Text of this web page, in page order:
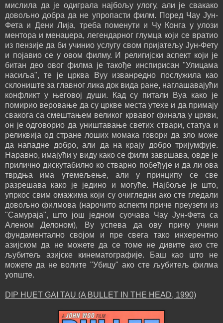
мислила да је одиграла најбољу улогу, али је свакако
довољно добра да не упропасти филм. Поред Чау Јун-
Фета и Дени Лија, треба поменути и Чу Конга у улози
ментора и менаџера, легендарног глумца који се вратио
из пензије да би учинио услугу свом пријатељу Јун-Фету
и појавио се у овом филму. И религијски аспект који је
битан део овог филма је такође инспирисан "Улицама
насиља", те је црква Вуу изванредно послужила као
склониште за главног лика док вида ране, наглашавајући
конфликт у његовој души. Кад су питали Вуа како је
помирио веровање да су цркве места утехе и да примају
свакога са смештањем великог крвавог финала у цркви,
он је одговорио да уништавање светих ствари, статуа и
реликвија од стране лоших момака говори да зло може
да нападне добро, али да на крају добро тријумфује.
Наравно, имајући у виду како се филм завршава, овде је
прилично дискутабилно ко стварно побеђује и да ли ова
тврдња има утемељење, али у принципу се све
разрешава како је једино и могуће. Најбоље је што,
упркос свим омажима који су очигледни ако сте гледали
довољно филмова (нарочито аспекти приче преузети из
"Самураја", што још једном суочава Чау Јун-Фета са
Аленом Делоном), Ву успева да ову причу учини
фундаментално својом и пре свега тако инхерентно
азијском да не можете да се томе не дивите ако сте
љубитељ азијске кинематографије. Баш као што не
можете да не волите "Убицу" ако сте љубитељ филма
уопште.
DIP HUET GAI TAU (A BULLET IN THE HEAD, 1990)